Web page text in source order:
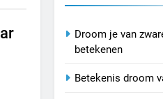
Droom je van
betekenen
Betekenis droom